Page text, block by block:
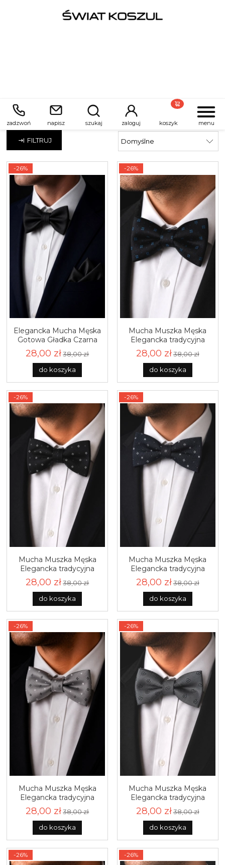
menu
zadzwoń napisz szukaj zaloguj koszyk
Czarny
FILTRUJ
Elegancka Mucha Męska
Gotowa Gładka Czarna
Zestaw z Poszetką M229
28,00 zł 38,00 zł
do koszyka
-26%
Mucha Muszka Męska
Elegancka tradycyjna
czarna we wzorki gotowa
M474
28,00 zł38,00 zł
do koszyka
-26%
Mucha Muszka Męska
Elegancka tradycyjna
czarna we wzorki gotowa
M472
28,00 zł 38,00 zł
do koszyka
-26%
Mucha Muszka Męska
Elegancka tradycyjna
czarna we wzorki gotowa
M471
28,00 zł38,00 zł
do koszyka
-26%
Mucha Muszka Męska
Elegancka tradycyjna
grafitowa we wzorki
gotowa M469
28,00 zł 38,00 zł
do koszyka
-26%
Mucha Muszka Męska
Elegancka tradycyjna
grafitowa we wzorki
gotowa M465
28,00 zł38,00 zł
do koszyka
-26%
-26% -26%